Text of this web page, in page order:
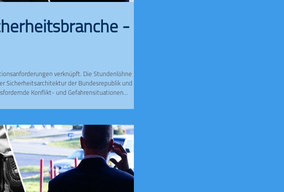
-
verknüpft. Die Stundenlöhne
der Bundesrepublik und das
Konflikt- und Gefahrensituationen